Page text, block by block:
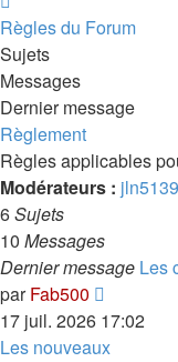
Règles du Forum
Sujets
Messages
Dernier message
Règlement
Règles applicables
Modérateurs :
6Sujets
10 Messages
Dernier message Les
parFab500
le
dernier
17 juil. 2026 17:02
Les nouveaux